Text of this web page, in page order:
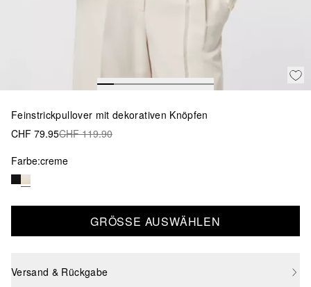
Feinstrickpullover mit dekorativen Knöpfen
CHF 79.95CHF 119.90
Farbe:creme
GRÖSSE AUSWÄHLEN
Versand & Rückgabe